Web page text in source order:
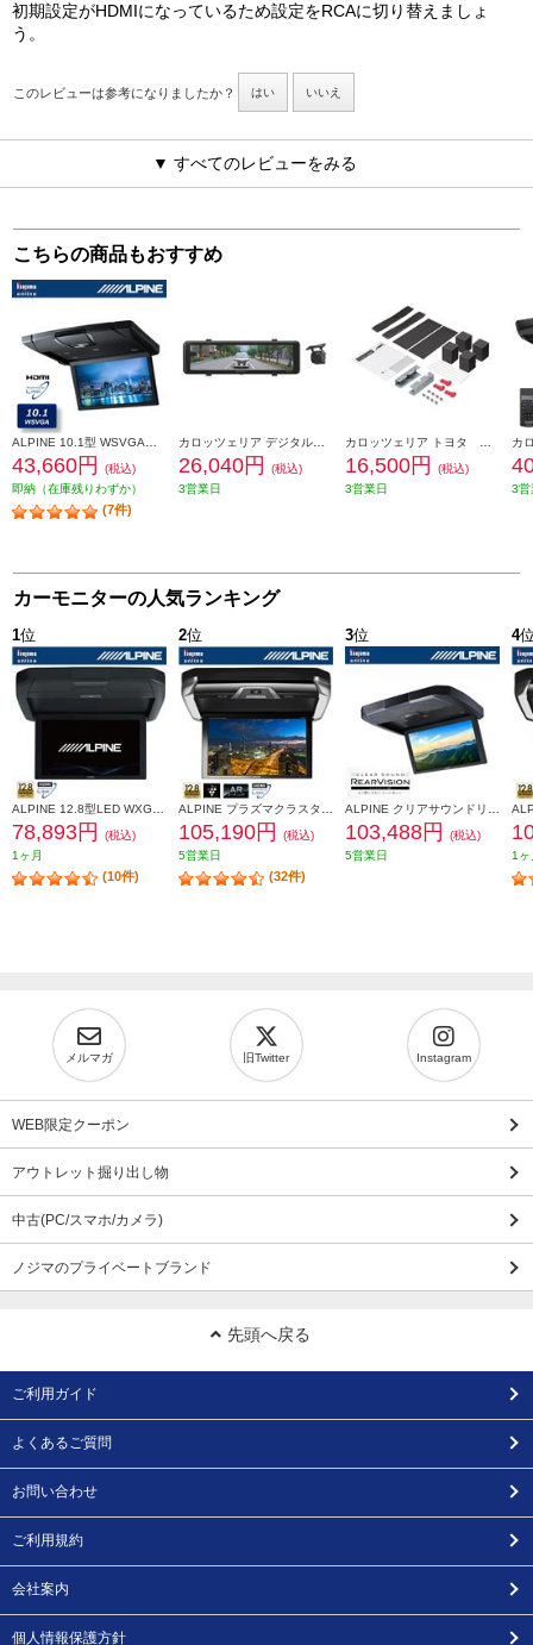
初期設定がHDMIになっているため設定をRCAに切り替えましょ
う。
このレビューは参考になりましたか？ はい いいえ
▼ すべてのレビューをみる
こちらの商品もおすすめ
ALPINE 10.1型 WSVGA液晶スリムリアビジョン HDMI入力付き (ルームランプ無し) ブラック RSH10XS-L-B
43,660円
(税込)
即納（在庫残りわずか）
(7件)
カロッツェリア デジタルミラー 11インチ IPS液晶 フルHDカメラ 200万画素 PureCel(R) Plus 3年保証 MSD-DM300
26,040円
(税込)
3営業日
カロッツェリア トヨタ フリップダウンモニター取付キット KK-Y111FD-2
16,500円
(税込)
3営業日
3営
カーモニターの人気ランキング
1位
ALPINE 12.8型LED WXGA ARコーティング リアビジョン HDMI入力付き RXH12X2-L-B
78,893円
(税込)
1ヶ月
(10件)
2位
ALPINE プラズマクラスター技術搭載 12.8型LED WXGAリアビジョン HDMI入力付き(30系アル/ヴェル専用） PXH12X-R-AV
105,190円
(税込)
5営業日
(32件)
3位
ALPINE クリアサウンドリアビジョンスピーカー搭載【12.8型/WXGA液晶】 RXH12Z-LBS-B
103,488円
(税込)
5営業日
4
1ヶ
メルマガ 旧Twitter Instagram
WEB限定クーポン
アウトレット掘り出し物
中古(PC/スマホ/カメラ)
ノジマのプライベートブランド
先頭へ戻る
ご利用ガイド
よくあるご質問
お問い合わせ
ご利用規約
会社案内
個人情報保護方針